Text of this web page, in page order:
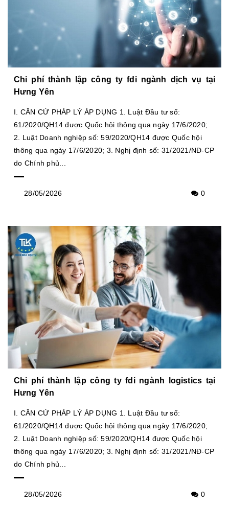
Chi phí thành lập công ty fdi ngành dịch vụ tại
Hưng Yên
I. CĂN CỨ PHÁP LÝ ÁP DỤNG 1. Luật Đầu tư số:
61/2020/QH14 được Quốc hội thông qua ngày 17/6/2020;
2. Luật Doanh nghiệp số: 59/2020/QH14 được Quốc hội
thông qua ngày 17/6/2020; 3. Nghị định số: 31/2021/NĐ-CP
do Chính phủ...
28/05/2026 0
Chi phí thành lập công ty fdi ngành logistics tại
Hưng Yên
I. CĂN CỨ PHÁP LÝ ÁP DỤNG 1. Luật Đầu tư số:
61/2020/QH14 được Quốc hội thông qua ngày 17/6/2020;
2. Luật Doanh nghiệp số: 59/2020/QH14 được Quốc hội
thông qua ngày 17/6/2020; 3. Nghị định số: 31/2021/NĐ-CP
do Chính phủ...
28/05/2026 0